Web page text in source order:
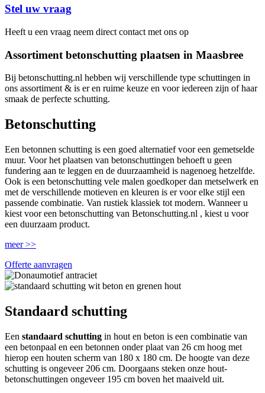
Stel uw vraag
Heeft u een vraag neem direct contact met ons op
Assortiment betonschutting plaatsen in Maasbree
Bij betonschutting.nl hebben wij verschillende type schuttingen in
ons assortiment & is er en ruime keuze en voor iedereen zijn of haar
smaak de perfecte schutting.
Betonschutting
Een betonnen schutting is een goed alternatief voor een gemetselde
muur. Voor het plaatsen van betonschuttingen behoeft u geen
fundering aan te leggen en de duurzaamheid is nagenoeg hetzelfde.
Ook is een betonschutting vele malen goedkoper dan metselwerk en
met de verschillende motieven en kleuren is er voor elke stijl een
passende combinatie. Van rustiek klassiek tot modern. Wanneer u
kiest voor een betonschutting van Betonschutting.nl , kiest u voor
een duurzaam product.
meer >>
Offerte aanvragen
Standaard schutting
Een standaard schutting in hout en beton is een combinatie van
een betonpaal en een betonnen onder plaat van 26 cm hoog met
hierop een houten scherm van 180 x 180 cm. De hoogte van deze
schutting is ongeveer 206 cm. Doorgaans steken onze hout-
betonschuttingen ongeveer 195 cm boven het maaiveld uit.